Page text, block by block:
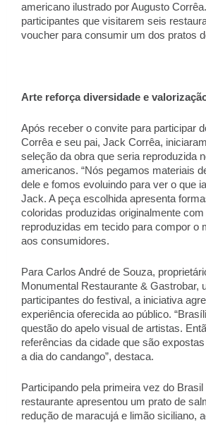
americano ilustrado por Augusto
participantes que visitarem seis
voucher para consumir um dos pratos
Arte reforça diversidade e
Após receber o convite para participar
Corrêa e seu pai, Jack Corrêa,
seleção da obra que seria reproduzida
americanos. “Nós pegamos materiais
dele e fomos evoluindo para ver o que
Jack. A peça escolhida apresenta
coloridas produzidas originalmente
reproduzidas em tecido para compor o
aos consumidores.
Para Carlos André de Souza,
Monumental Restaurante & Gastrobar,
participantes do festival, a iniciativa
experiência oferecida ao público.
questão do apelo visual de artistas.
referências da cidade que são
a dia do candango”, destaca.
Participando pela primeira vez do Brasil
restaurante apresentou um prato de
redução de maracujá e limão siciliano,